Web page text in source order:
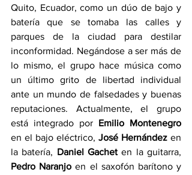
Quito, Ecuador, como un dúo de bajo y
batería que se tomaba las calles y
parques de la ciudad para destilar
inconformidad. Negándose a ser más de
lo mismo, el grupo hace música como
un último grito de libertad individual
ante un mundo de falsedades y buenas
reputaciones. Actualmente, el grupo
está integrado por Emilio Montenegro
en el bajo eléctrico, José Hernández en
la batería, Daniel Gachet
Pedro Naranjo